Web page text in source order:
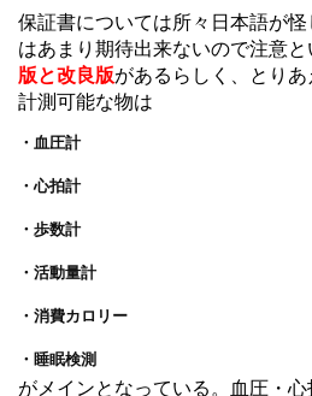
保証書については所々日本語が
はあまり期待出来ないので注意と
版と改良版があるらしく、とりあ
計測可能な物は
・血圧計
・心拍計
・歩数計
・活動量計
・消費カロリー
・睡眠検測
がメインとなっている。血圧・